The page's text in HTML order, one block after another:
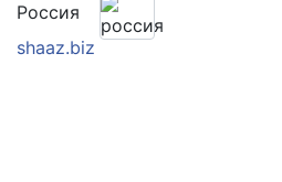
Россия
shaaz.biz